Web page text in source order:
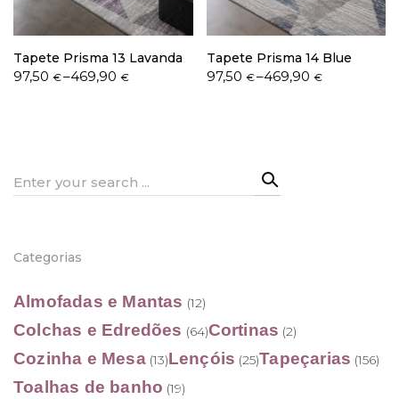
Tapete Prisma 13 Lavanda
97,50 €–469,90€
Price
Tapete Prisma 14 Blue
97,50 €–469,90 €
Price
Search
Categorias
Almofadas e Mantas (12)
Colchas e Edredões (64)Cortinas (2)
Cozinha e Mesa (13)Lençóis (25)Tapeçarias (156)
Toalhas de banho (19)